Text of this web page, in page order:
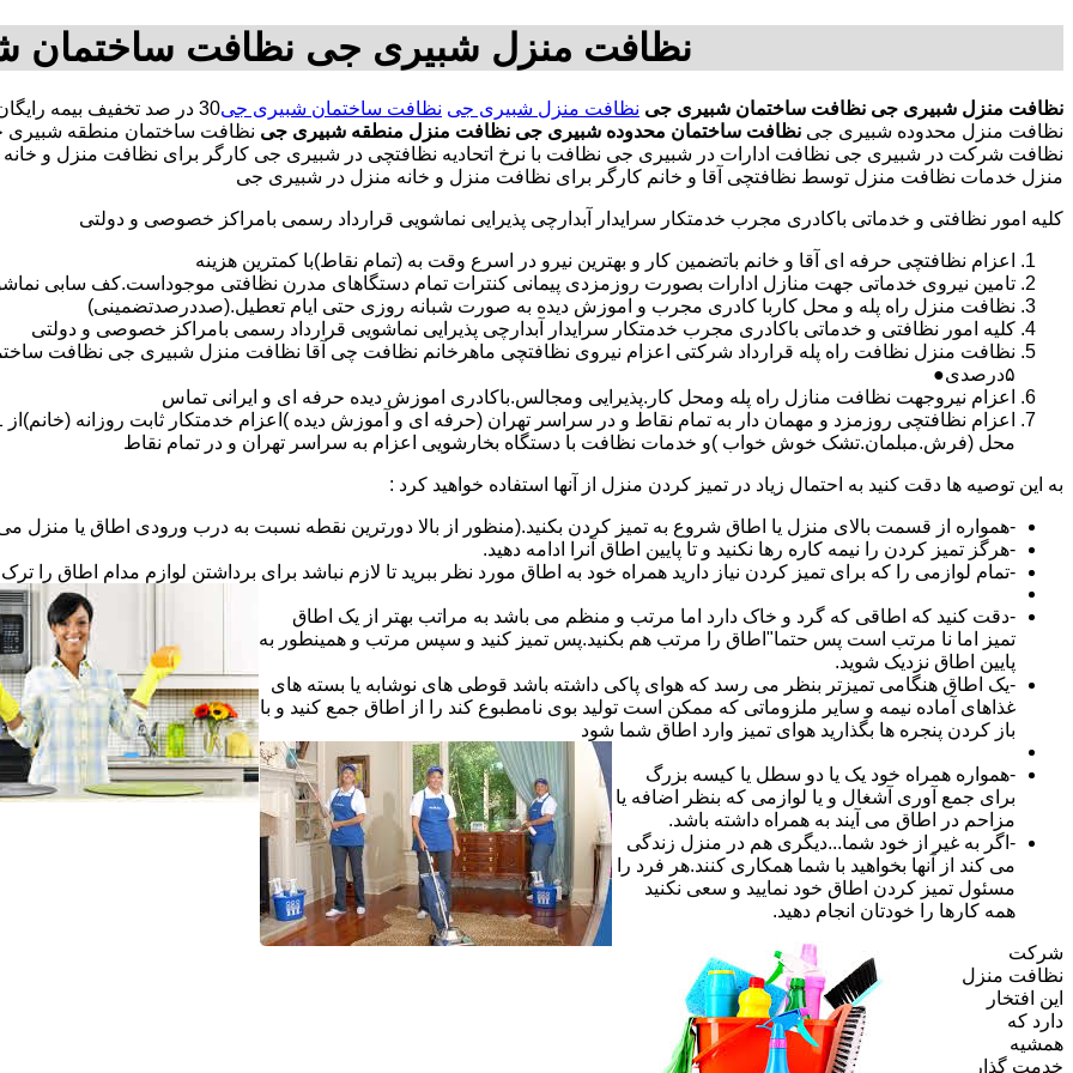
نظافت منزل شبیری جی نظافت ساختمان
نظافت منزل شبیری جی نظافت ساختمان شبیری جی نظافت منزل شبیری جی نظافت ساختمان شبیری جی
نظافت منزل محدوده شبیری جی نظافت ساختمان محدوده شبیری جی نظافت منزل منطقه شبیری جی نظافت ساختمان منطقه
نظافت شرکت در شبیری جی نظافت ادارات در شبیری جی نظافت با نرخ اتحادیه نظافتچی در شبیری جی کارگر برای نظافت منزل و
منزل خدمات نظافت منزل توسط نظافتچی آقا و خانم کارگر برای نظافت منزل و خانه منزل در شبیری جی
کلیه امور نظافتی و خدماتی باکادری مجرب خدمتکار سرایدار آبدارچی پذیرایی نماشویی قرارداد رسمی بامراکز خصوصی و دولتی
اعزام نظافتچی حرفه ای آقا و خانم باتضمین کار و بهترین نیرو در اسرع وقت به (تمام نقاط)با کمترین هزینه
تامین نیروی خدماتی جهت منازل ادارات بصورت روزمزدی پیمانی کنترات تمام دستگاهای مدرن نظافتی موجوداست.کف سابی
نظافت منزل راه پله و محل کاربا کادری مجرب و اموزش دیده به صورت شبانه روزی حتی ایام تعطیل.(صددرصدتضمینی)
کلیه امور نظافتی و خدماتی باکادری مجرب خدمتکار سرایدار آبدارچی پذیرایی نماشویی قرارداد رسمی بامراکز خصوصی و دولتی
نظافت منزل نظافت راه پله قرارداد شرکتی اعزام نیروی نظافتچی ماهرخانم نظافت چی آقا نظافت منزل شبیری جی نظافت
۵درصدی●
اعزام نیروجهت نظافت منازل راه پله ومحل کار.پذیرایی ومجالس.باکادری اموزش دیده حرفه ای و ایرانی تماس
محل (فرش.مبلمان.تشک خوش خواب )و خدمات نظافت با دستگاه بخارشویی اعزام به سراسر تهران و در تمام نقاط
به این توصیه ها دقت کنید به احتمال زیاد در تمیز کردن منزل از آنها استفاده خواهید کرد :
-همواره از قسمت بالای منزل یا اطاق شروع به تمیز کردن بکنید.(منظور از بالا دورترین نقطه نسبت به درب ورودی اطاق یا منزل
-هرگز تمیز کردن را نیمه کاره رها نکنید و تا پایین اطاق آنرا ادامه دهید.
-تمام لوازمی را که برای تمیز کردن نیاز دارید همراه خود به اطاق مورد نظر ببرید تا لازم نباشد برای برداشتن لوازم مدام اطاق را ترک
-دقت کنید که اطاقی که گرد و خاک دارد اما مرتب و منظم می باشد به مراتب بهتر از یک اطاق
تمیز اما نا مرتب است پس حتما"اطاق را مرتب هم بکنید.پس تمیز کنید و سپس مرتب و همینطور به
پایین اطاق نزدیک شوید.
-یک اطاق هنگامی تمیزتر بنظر می رسد که هوای پاکی داشته باشد قوطی های نوشابه یا بسته های
غذاهای آماده نیمه و سایر ملزوماتی که ممکن است تولید بوی نامطبوع کند را از اطاق جمع کنید و با
باز کردن پنجره ها بگذارید هوای تمیز وارد اطاق شما شود
-همواره همراه خود یک یا دو سطل یا کیسه بزرگ
برای جمع آوری آشغال و یا لوازمی که بنظر اضافه یا
مزاحم در اطاق می آیند به همراه داشته باشد.
-اگر به غیر از خود شما...دیگری هم در منزل زندگی
می کند از آنها بخواهید با شما همکاری کنند.هر فرد را
مسئول تمیز کردن اطاق خود نمایید و سعی نکنید
همه کارها را خودتان انجام دهید.
شرکت
نظافت منزل
این افتخار
دارد که
همشیه
خدمت گذار